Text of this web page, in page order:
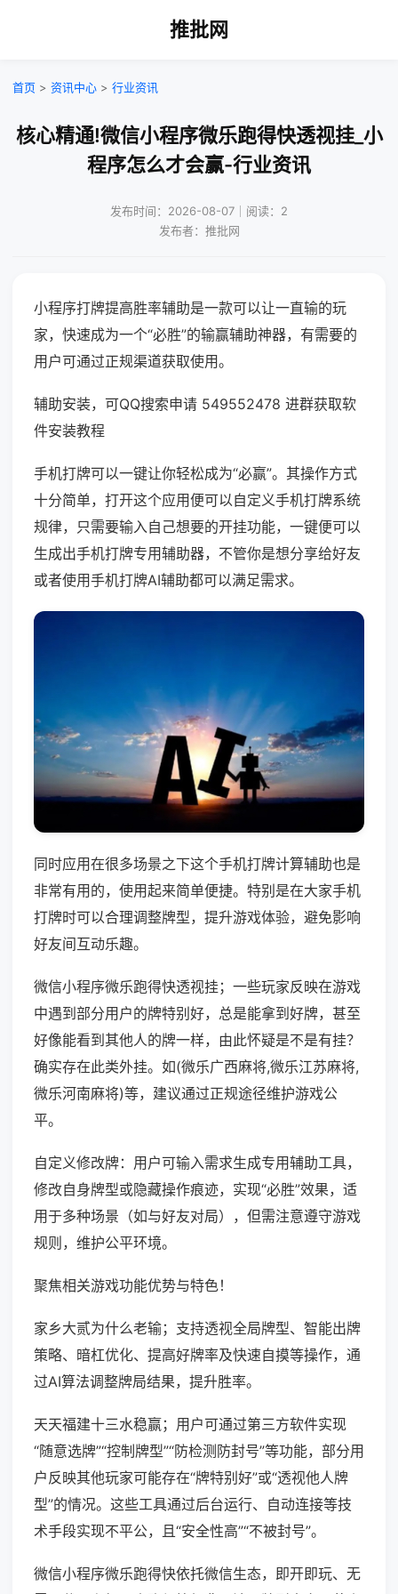
推批网
首页 > 资讯中心 > 行业资讯
核心精通!微信小程序微乐跑得快透视挂_小
程序怎么才会赢-行业资讯
发布时间：2026-08-07｜阅读：2
发布者：推批网
小程序打牌提高胜率辅助是一款可以让一直输的玩
家，快速成为一个“必胜”的输赢辅助神器，有需要的
用户可通过正规渠道获取使用。
辅助安装，可QQ搜索申请 549552478 进群获取软
件安装教程
手机打牌可以一键让你轻松成为“必赢”。其操作方式
十分简单，打开这个应用便可以自定义手机打牌系统
规律，只需要输入自己想要的开挂功能，一键便可以
生成出手机打牌专用辅助器，不管你是想分享给好友
或者使用手机打牌AI辅助都可以满足需求。
同时应用在很多场景之下这个手机打牌计算辅助也是
非常有用的，使用起来简单便捷。特别是在大家手机
打牌时可以合理调整牌型，提升游戏体验，避免影响
好友间互动乐趣。
微信小程序微乐跑得快透视挂；一些玩家反映在游戏
中遇到部分用户的牌特别好，总是能拿到好牌，甚至
好像能看到其他人的牌一样，由此怀疑是不是有挂？
确实存在此类外挂。如(微乐广西麻将,微乐江苏麻将,
微乐河南麻将)等，建议通过正规途径维护游戏公
平。
自定义修改牌：用户可输入需求生成专用辅助工具，
修改自身牌型或隐藏操作痕迹，实现“必胜”效果，适
用于多种场景（如与好友对局），但需注意遵守游戏
规则，维护公平环境。
聚焦相关游戏功能优势与特色！
家乡大贰为什么老输；支持透视全局牌型、智能出牌
策略、暗杠优化、提高好牌率及快速自摸等操作，通
过AI算法调整牌局结果，提升胜率。
天天福建十三水稳赢；用户可通过第三方软件实现
“随意选牌”“控制牌型”“防检测防封号”等功能，部分用
户反映其他玩家可能存在“牌特别好”或“透视他人牌
型”的情况。这些工具通过后台运行、自动连接等技
术手段实现不平公，且“安全性高”“不被封号”。
微信小程序微乐跑得快依托微信生态，即开即玩、无